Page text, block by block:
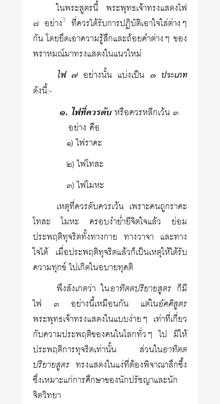
ในพระสูตรนี้ พระพุทธเจ้าทรงแสดงไฟ
๗ อย่าง3 ที่ควรได้รับการปฏิบัติเอาใจใส่ต่างๆ
กัน โดยยึดเอาความรู้สึกและถ้อยคำต่างๆ ของ
พราหมณ์มาทรงแสดงในแนวใหม่
ไฟ ๗อย่างนั้น แบ่งเป็น ๓ ประเภท
ดังนี้:-
๑. ไฟที่ควรดับหรือควรหลีกเว้น ๓
อย่าง คือ
๑) ไฟราคะ
๒) ไฟโทสะ
๓) ไฟโมหะ
เหตุที่ควรดับควรเว้น เพราะคนถูกราคะ
โทสะ โมหะ ครอบงำย่ำยีจิตใจแล้ว ย่อม
ประพฤติทุจริตทั้งทางกาย ทางวาจา และทาง
ใจได้ เมื่อประพฤติทุจริตแล้วก็เป็นเหตุให้ได้รับ
ความทุกข์ ไปเกิดในอบายทุคติ
พึงสังเกตว่า ในอาทิตตปริยายสูตรก็มี
ไฟ ๓ อย่างนี้เหมือนกัน แต่ในอัคคิสูตร
พระพุทธเจ้าทรงแสดงในแบบง่ายๆ เท่าที่เกี่ยว
กับความประพฤติของคนในโลกทั่วๆ ไป มิให้
ประพฤติการทุจริตเท่านั้น ส่วนในอาทิตต
ปริยายสูตร ทรงแสดงในแง่ที่ต้องพิจาณาลึกซึ้ง
ซึ่งเหมาะแก่การศึกษาของนักปรัชญาและนัก
จิตวิทยา